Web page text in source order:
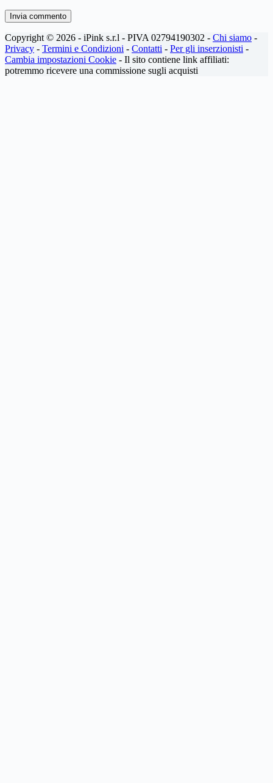
Invia commento
Copyright © 2026 - iPink s.r.l - PIVA 02794190302 - Chi siamo -
Privacy - Termini e Condizioni - Contatti - Per gli inserzionisti -
Cambia impostazioni Cookie - Il sito contiene link affiliati:
potremmo ricevere una commissione sugli acquisti